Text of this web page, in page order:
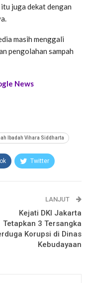
juga dekat dengan
masih menggali
pengolahan sampah
News
Ibadah Vihara Siddharta
Twitter
LANJUT
Kejati DKI Jakarta
Tetapkan 3 Tersangka
Korupsi di Dinas
Kebudayaan